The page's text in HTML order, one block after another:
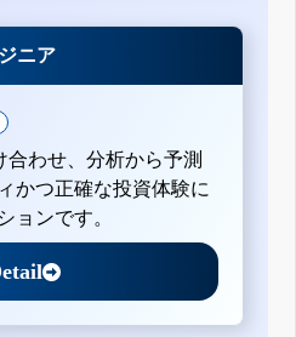
ニア
わせ、分析から予測
かつ正確な投資体験に
ョンです。